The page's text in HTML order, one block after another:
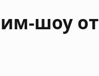
шоу от